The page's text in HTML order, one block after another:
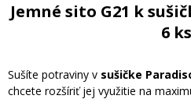
Jemné sito G21 k
6 ks
Sušíte potraviny v sušičke
chcete rozšíriť jej využitie na